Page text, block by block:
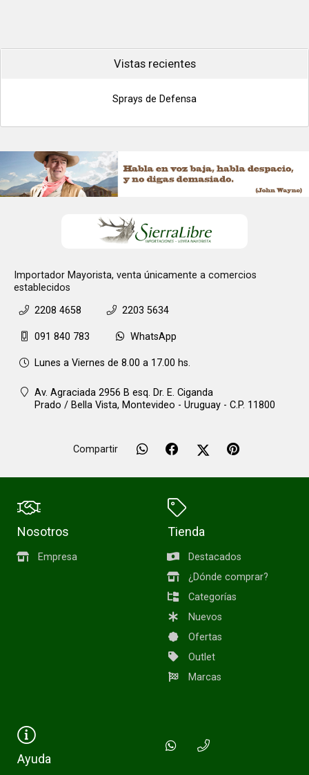
Vistas recientes
Sprays de Defensa
Importador Mayorista, venta únicamente a comercios
establecidos
2208 4658
2203 5634
091 840 783 WhatsApp
Lunes a Viernes de 8.00 a 17.00 hs.
Av. Agraciada 2956 B esq. Dr. E. Ciganda
Prado / Bella Vista, Montevideo - Uruguay - C.P. 11800
Compartir
Nosotros
Empresa
Tienda
Destacados
¿Dónde comprar?
Categorías
Nuevos
Ofertas
Outlet
Marcas
Ayuda